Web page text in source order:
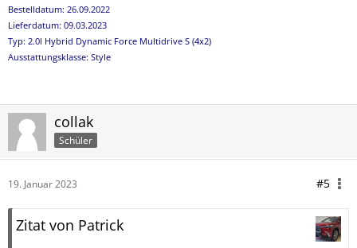
Bestelldatum: 26.09.2022
Lieferdatum: 09.03.2023
Typ: 2.0l Hybrid Dynamic Force Multidrive S (4x2)
Ausstattungsklasse: Style
collak
Schüler
19. Januar 2023 #5
Zitat von Patrick